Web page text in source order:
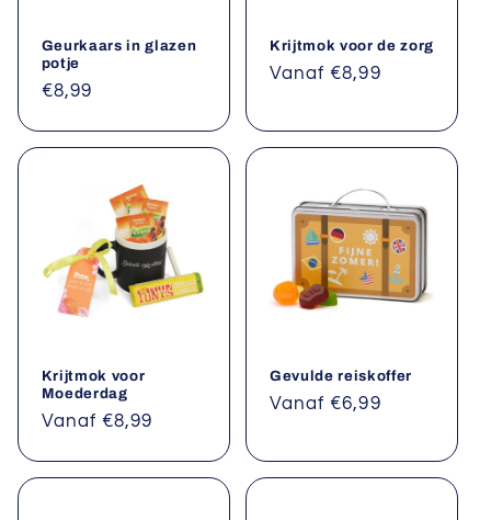
Geurkaars in glazen
potje
Normale
€8,99
Krijtmok voor de zorg
Normale
Vanaf €8,99
Krijtmok voor
Moederdag
Normale
Vanaf €8,99
Gevulde reiskoffer
Normale
Vanaf €6,99